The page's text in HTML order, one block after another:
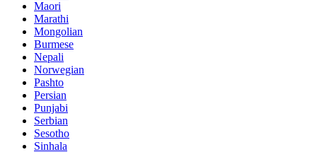
Maori
Marathi
Mongolian
Burmese
Nepali
Norwegian
Pashto
Persian
Punjabi
Serbian
Sesotho
Sinhala